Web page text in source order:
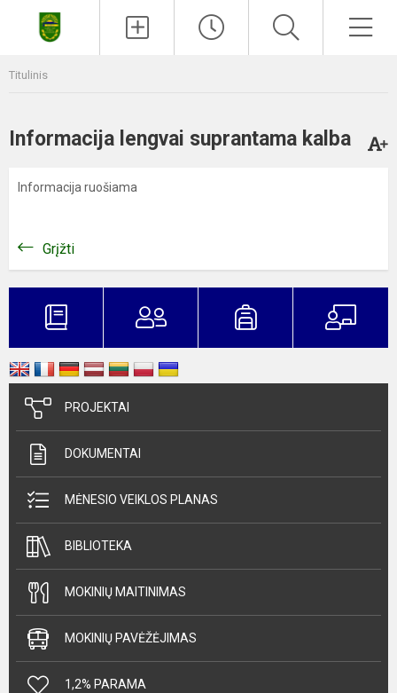
Titulinis
Informacija lengvai suprantama kalba
Informacija ruošiama
Grįžti
PROJEKTAI
DOKUMENTAI
MĖNESIO VEIKLOS PLANAS
BIBLIOTEKA
MOKINIŲ MAITINIMAS
MOKINIŲ PAVĖŽĖJIMAS
1,2% PARAMA